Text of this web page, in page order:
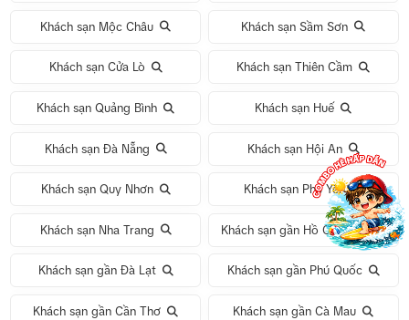
Khách sạn Mộc Châu Khách sạn Sầm Sơn
Khách sạn Cửa Lò Khách sạn Thiên Cầm
Khách sạn Quảng Bình Khách sạn Huế
Khách sạn Đà Nẵng Khách sạn Hội An
Khách sạn Quy Nhơn Khách sạn Phú Yên
Khách sạn Nha Trang Khách sạn gần Hồ Chí Minh
Khách sạn gần Đà Lạt Khách sạn gần Phú Quốc
Khách sạn gần Cần Thơ Khách sạn gần Cà Mau